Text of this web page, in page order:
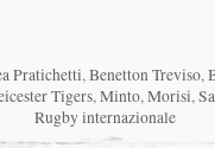
Pratichetti,Benetton Treviso,
Tigers,Minto,Morisi,
Rugby internazionale